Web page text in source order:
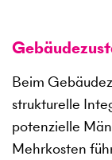
Beim
strukturelle
potenzielle
Mehrkosten